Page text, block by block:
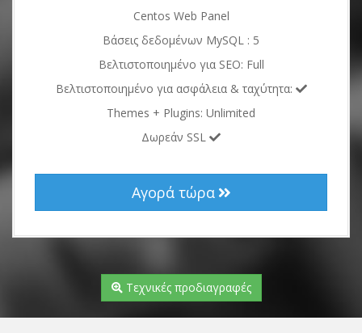
Centos Web Panel
Βάσεις δεδομένων MySQL : 5
Βελτιστοποιημένο για SEO: Full
Βελτιστοποιημένο για ασφάλεια & ταχύτητα:
Themes + Plugins: Unlimited
Δωρεάν SSL
Αγορά τώρα
Τεχνικές προδιαγραφές